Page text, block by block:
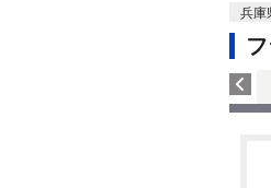
兵庫